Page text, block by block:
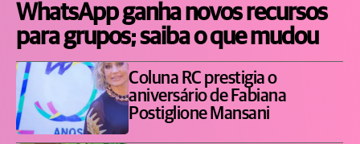
WhatsApp ganha novos recursos
para grupos; saiba o que mudou
Coluna RC prestigia o
aniversário de Fabiana
Postiglione Mansani